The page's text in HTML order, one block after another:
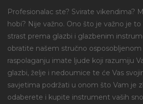
Profesionalac ste? Svirate vikendima?
hobi? Nije važno. Ono što je važno je
strast prema glazbi i glazbenim
obratite našem stručno osposobljenom
raspolaganju imate ljude koji razumiju
glazbi, želje i nedoumice te će Vas
savjetima podržati u onom što Vam je
odaberete i kupite instrument vaših